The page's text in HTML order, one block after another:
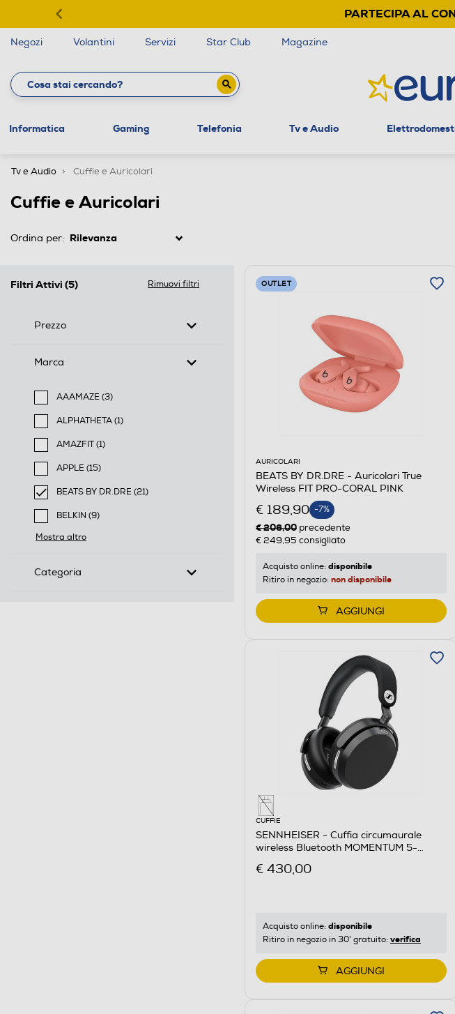
PARTECIPA AL
Negozi Volantini Servizi Star Club Magazine
Informatica Gaming Telefonia Tv e Audio
Tv e Audio Cuffie e Auricolari
Cuffie e Auricolari
Ordina per:
Filtri Attivi (5) Rimuovi filtri
Prezzo
Marca
AAAMAZE (3)
Filtra per Marca: AAAMAZE
ALPHATHETA (1)
Filtra per Marca: ALPHATHETA
AMAZFIT (1)
Filtra per Marca: AMAZFIT
APPLE (15)
Filtra per Marca: APPLE
BEATS BY DR.DRE (21)
selected Filtro applicato per Marca: BEATS BY DR.DRE
BELKIN (9)
Filtra per Marca: BELKIN
Mostra altro
Categoria
OUTLET
AURICOLARI
BEATS BY DR.DRE - Auricolari True
Wireless FIT PRO-CORAL PINK
€ 189,90 -7%
€ 206,00 precedente
€ 249,95 consigliato
Acquisto online: disponibile
Ritiro in negozio: non disponibile
AGGIUNGI
CUFFIE
SENNHEISER - Cuffia circumaurale
wireless Bluetooth MOMENTUM 5-
€ 430,00
Acquisto online: disponibile
Ritiro in negozio in 30' gratuito: verifica
AGGIUNGI